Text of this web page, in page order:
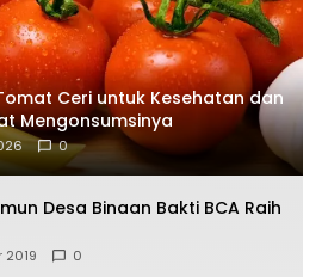
Ceri untuk Kesehatan dan
Mengonsumsinya
0
Desa Binaan Bakti BCA Raih
2019 0